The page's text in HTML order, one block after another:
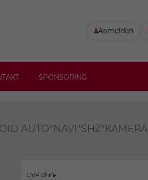
Anmelden
SPONSORING
AUTO*NAVI*SHZ*KAMERA
UVP ohne